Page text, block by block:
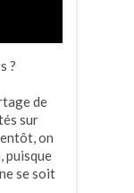
?
de
sur
on
puisque
se soit